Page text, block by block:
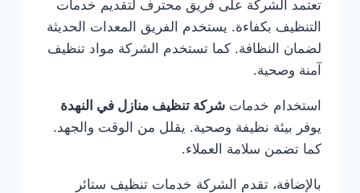
تعتمد الشركة على فريق محترف لتقديم خدمات
التنظيف بكفاءة. يستخدم الفريق المعدات الحديثة
لضمان النظافة. كما تستخدم الشركة مواد تنظيف
آمنة وصحية.
استخدام خدمات شركة تنظيف منازل في النهدة
يوفر بيئة نظيفة وصحية. يقلل من الوقت والجهد.
كما تضمن سلامة العملاء.
بالإضافة، تقدم الشركة خدمات تنظيف ستائر